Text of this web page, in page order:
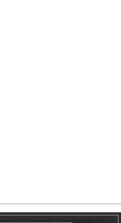
of University Departments of